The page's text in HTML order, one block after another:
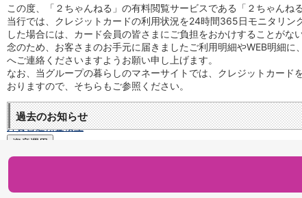
預金
円預金TOP
普通預金
定期預金
積立式定期預金
外貨預金TOP
外貨定期預金
外貨普通預金積立
資産運用
投資信託TOP
投信つみたて
この度、「２ちゃんねる」の有料閲覧サービスである「２ちゃんね
当行では、クレジットカードの利用状況を24時間365日モニタリ
した場合には、カード会員の皆さまにご負担をおかけすることがな
念のため、お客さまのお手元に届きましたご利用明細やWEB明細
へご連絡くださいますようお願い申し上げます。
なお、当グループの暮らしのマネーサイトでは、クレジットカード
おりますので、そちらもご参照ください。
過去のお知らせ